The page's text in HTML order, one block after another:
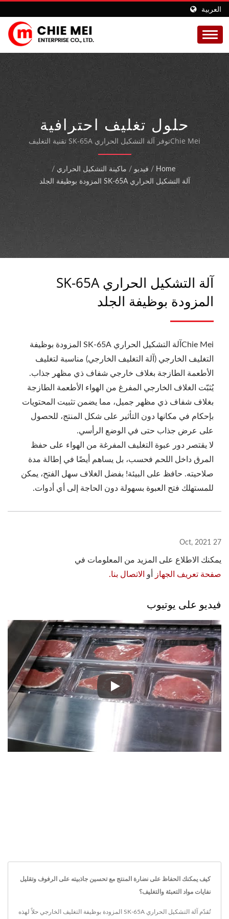
العربية
حلول تغليف احترافية
بتقنية التفريغ الهوائي
للأطعمة الطازجة
Chie Meiتوفر آلة التشكيل الحراري SK-65A تقنية التغليف
الشفاف التي تحافظ على المنتجات الغذائية الطازجة مع إطالة
فترة صلاحيتها وتقليل التأثير البيئي من خلال تصميم التغليف الفعال.
Home
/ فيديو / ماكينة التشكيل الحراري /
آلة التشكيل الحراري SK-65A المزودة بوظيفة الجلد
آلة التشكيل الحراري SK-65A
المزودة بوظيفة الجلد
Chie Meiآلة التشكيل الحراري SK-65A المزودة بوظيفة
التغليف الخارجي (آلة التغليف الخارجي) مناسبة لتغليف
الأطعمة الطازجة بغلاف خارجي شفاف ذي مظهر جذاب.
يُثبّت الغلاف الخارجي المفرغ من الهواء الأطعمة الطازجة
بغلاف شفاف ذي مظهر جميل، مما يضمن تثبيت المحتويات
بإحكام في مكانها دون التأثير على شكل المنتج، للحصول
على عرض جذاب حتى في الوضع الرأسي.
لا يقتصر دور عبوة التغليف المفرغة من الهواء على حفظ
المرق داخل اللحم فحسب، بل يساهم أيضًا في إطالة مدة
صلاحيته. حافظ على البيئة! بفضل الغلاف سهل الفتح، يمكن
للمستهلك فتح العبوة بسهولة دون الحاجة إلى أي أدوات.
27 Oct, 2021
يمكنك الاطلاع على المزيد من المعلومات في
صفحة تعريف الجهاز
أو الاتصال بنا.
فيديو على يوتيوب
آلة التشكيل الحراري SK-65A المزودة بوظيفة الجلد
كيف يمكنك الحفاظ على نضارة المنتج مع تحسين جاذبيته على الرفوف وتقليل
نفايات مواد التعبئة والتغليف؟
تُقدّم آلة التشكيل الحراري SK-65A المزودة بوظيفة التغليف الخارجي حلاً لهذه